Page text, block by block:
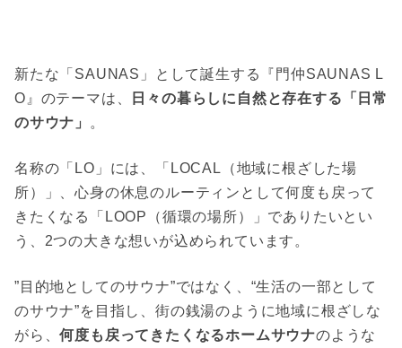
新たな「SAUNAS」として誕生する『門仲SAUNAS L
O』のテーマは、
日々の暮らしに自然と存在する「日常
のサウナ」
。
名称の「LO」には、「LOCAL（地域に根ざした場
所）」、心身の休息のルーティンとして何度も戻って
きたくなる「LOOP（循環の場所）」でありたいとい
う、2つの大きな想いが込められています。
”目的地としてのサウナ”ではなく、“生活の一部として
のサウナ”を目指し、街の銭湯のように地域に根ざしな
がら、何度も戻ってきたくなるホームサウナのような